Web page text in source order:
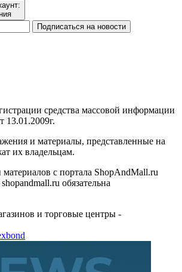
Подписаться на новости
средства массовой информации
и материалы, представленные на
их владельцам.
с портала ShopAndMall.ru
обязательна
и торговые центры -